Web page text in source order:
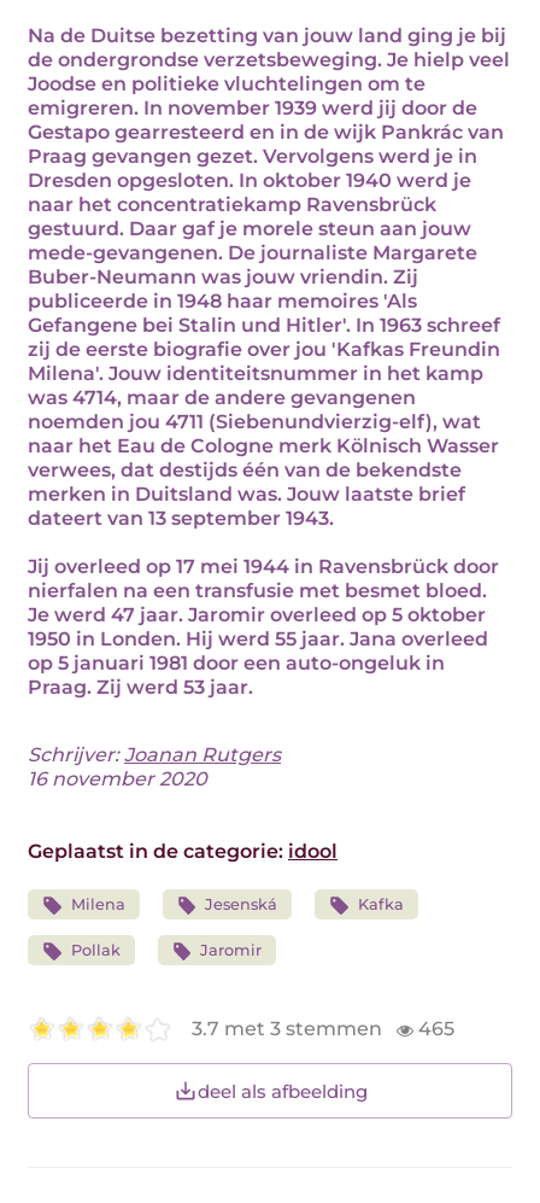
Na de Duitse bezetting van jouw land ging je bij
de ondergrondse verzetsbeweging. Je hielp veel
Joodse en politieke vluchtelingen om te
emigreren. In november 1939 werd jij door de
Gestapo gearresteerd en in de wijk Pankrác van
Praag gevangen gezet. Vervolgens werd je in
Dresden opgesloten. In oktober 1940 werd je
naar het concentratiekamp Ravensbrück
gestuurd. Daar gaf je morele steun aan jouw
mede-gevangenen. De journaliste Margarete
Buber-Neumann was jouw vriendin. Zij
publiceerde in 1948 haar memoires 'Als
Gefangene bei Stalin und Hitler'. In 1963 schreef
zij de eerste biografie over jou 'Kafkas Freundin
Milena'. Jouw identiteitsnummer in het kamp
was 4714, maar de andere gevangenen
noemden jou 4711 (Siebenundvierzig-elf), wat
naar het Eau de Cologne merk Kölnisch Wasser
verwees, dat destijds één van de bekendste
merken in Duitsland was. Jouw laatste brief
dateert van 13 september 1943.
Jij overleed op 17 mei 1944 in Ravensbrück door
nierfalen na een transfusie met besmet bloed.
Je werd 47 jaar. Jaromir overleed op 5 oktober
1950 in Londen. Hij werd 55 jaar. Jana overleed
op 5 januari 1981 door een auto-ongeluk in
Praag. Zij werd 53 jaar.
Schrijver:Joanan Rutgers
16 november 2020
Geplaatst in de categorie: idool
Milena Jesenská Kafka
Pollak Jaromir
3.7 met 3 stemmen 465
deel als afbeelding